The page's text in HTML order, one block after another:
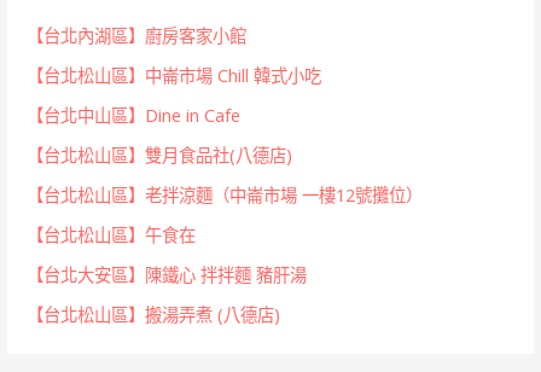
【台北內湖區】廚房客家小館
【台北松山區】中崙市場 Chill 韓式小吃
【台北中山區】Dine in Cafe
【台北松山區】雙月食品社(八德店)
【台北松山區】老拌涼麵（中崙市場 一樓12號攤位）
【台北松山區】午食在
【台北大安區】陳鐵心 拌拌麵 豬肝湯
【台北松山區】搬湯弄煮 (八德店)